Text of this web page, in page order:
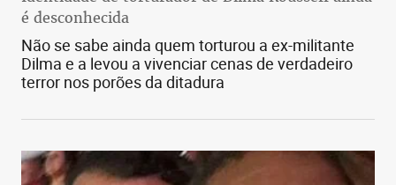
é desconhecida
Não se sabe ainda quem torturou a ex-militante
Dilma e a levou a vivenciar cenas de verdadeiro
terror nos porões da ditadura